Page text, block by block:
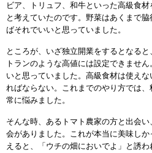
ビア、トリュフ、和牛といった高級食
と考えていたのです。野菜はあくまで
ばそれでいいと思っていました。
ところが、いざ独立開業をするとなる
トランのような高値には設定できませ
いと思っていました。高級食材は使え
ればならない。これまでのやり方では
常に悩みました。
そんな時、あるトマト農家の方と出会
会がありました。これが本当に美味し
えると、「ウチの畑においでよ」と誘わ